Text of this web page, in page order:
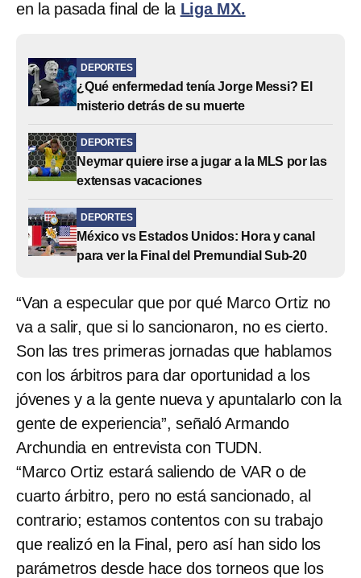
en la pasada final de la Liga MX.
DEPORTES
¿Qué enfermedad tenía Jorge Messi? El
misterio detrás de su muerte
DEPORTES
Neymar quiere irse a jugar a la MLS por las
extensas vacaciones
DEPORTES
México vs Estados Unidos: Hora y canal
para ver la Final del Premundial Sub-20
“Van a especular que por qué Marco Ortiz no
va a salir, que si lo sancionaron, no es cierto.
Son las tres primeras jornadas que hablamos
con los árbitros para dar oportunidad a los
jóvenes y a la gente nueva y apuntalarlo con la
gente de experiencia”, señaló Armando
Archundia en entrevista con TUDN.
“Marco Ortiz estará saliendo de VAR o de
cuarto árbitro, pero no está sancionado, al
contrario; estamos contentos con su trabajo
que realizó en la Final, pero así han sido los
parámetros desde hace dos torneos que los